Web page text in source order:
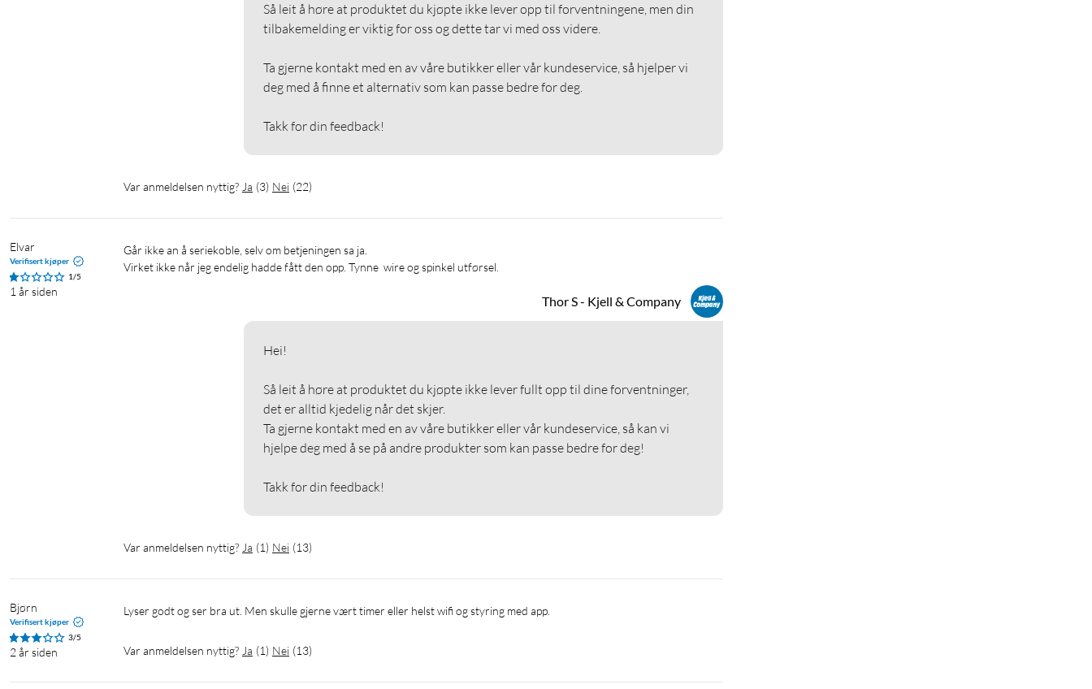
Så leit å høre at produktet du kjøpte ikke lever opp til forventningene, men din
tilbakemelding er viktig for oss og dette tar vi med oss videre.
Ta gjerne kontakt med en av våre butikker eller vår kundeservice, så hjelper vi
deg med å finne et alternativ som kan passe bedre for deg.
Takk for din feedback!
Var anmeldelsen nyttig? Ja (3) Nei (22)
Elvar
Verifisert kjøper
1/5
1 år siden
Går ikke an å seriekoble, selv om betjeningen sa ja.
Virket ikke når jeg endelig hadde fått den opp. Tynne  wire og spinkel utførsel.
Thor S - Kjell & Company
Hei!
Så leit å høre at produktet du kjøpte ikke lever fullt opp til dine forventninger,
det er alltid kjedelig når det skjer.
Ta gjerne kontakt med en av våre butikker eller vår kundeservice, så kan vi
hjelpe deg med å se på andre produkter som kan passe bedre for deg!
Takk for din feedback!
Var anmeldelsen nyttig? Ja (1) Nei (13)
Bjørn
Verifisert kjøper
3/5
2 år siden
Lyser godt og ser bra ut. Men skulle gjerne vært timer eller helst wifi og styring med app.
Var anmeldelsen nyttig? Ja (1) Nei (13)